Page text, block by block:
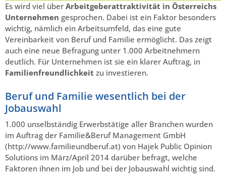
Es wird viel über Arbeitgeberattraktivität in Österreichs
Unternehmen gesprochen. Dabei ist ein Faktor besonders
wichtig, nämlich ein Arbeitsumfeld, das eine gute
Vereinbarkeit von Beruf und Familie ermöglicht. Das zeigt
auch eine neue Befragung unter 1.000 Arbeitnehmern
deutlich. Für Unternehmen ist sie ein klarer Auftrag, in
Familienfreundlichkeit zu investieren.
Beruf und Familie wesentlich bei der
Jobauswahl
1.000 unselbständig Erwerbstätige aller Branchen wurden
im Auftrag der Familie&Beruf Management GmbH
(http://www.familieundberuf.at) von Hajek Public Opinion
Solutions im März/April 2014 darüber befragt, welche
Faktoren ihnen im Job und bei der Jobauswahl wichtig sind.